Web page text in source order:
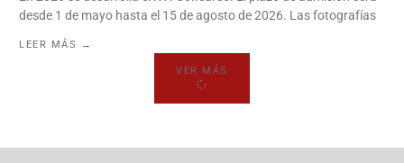
desde 1 de mayo hasta el 15 de agosto de 2026. Las fotografías
LEER MÁS →
VER MÁS